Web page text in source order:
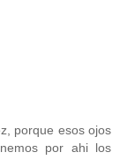
porque esos ojos
por ahi los